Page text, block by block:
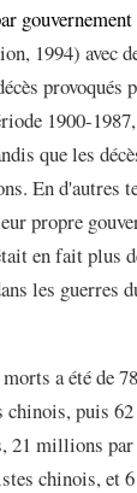
gouvernement
1994) avec
provoqués
1900-
que les
En d'autres
propre
en fait plus
les guerres
a été de
chinois, puis
21 millions
chinois, et